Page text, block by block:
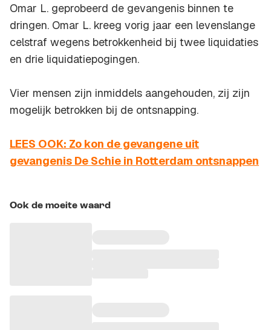
Omar L. geprobeerd de gevangenis binnen te
dringen. Omar L. kreeg vorig jaar een levenslange
celstraf wegens betrokkenheid bij twee liquidaties
en drie liquidatiepogingen.
Vier mensen zijn inmiddels aangehouden, zij zijn
mogelijk betrokken bij de ontsnapping.
LEES OOK: Zo kon de gevangene uit
gevangenis De Schie in Rotterdam ontsnappen
Ook de moeite waard